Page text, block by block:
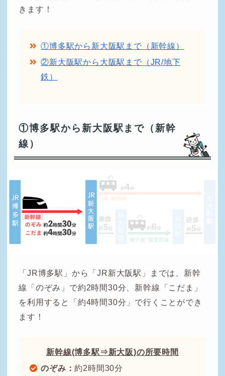
きます！
①博多駅から新大阪駅まで（新幹線）
②新大阪駅から大阪駅まで（JR/地下
鉄）
①博多駅から新大阪駅まで（新幹
線）
「JR博多駅」から「JR新大阪駅」までは、新幹
線「のぞみ」で約2時間30分、新幹線「こだま」
を利用すると「約4時間30分」で行くことができ
ます！
新幹線(博多駅⇒新大阪)の所要時間
のぞみ：約2時間30分